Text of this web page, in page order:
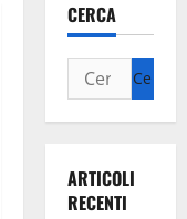
CERCA
ARTICOLI
RECENTI